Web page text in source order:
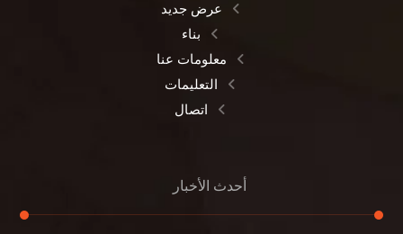
عرض جديد
بناء
معلومات عنا
التعليمات
اتصال
أحدث الأخبار